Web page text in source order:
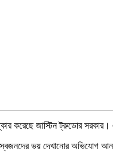
করেছে জাস্টিন ট্রুডোর সরকার।
ভয় দেখানোর অভিযোগ